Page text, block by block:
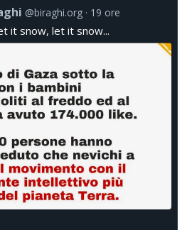
@biraghi.org 19 ore
it snow, let it snow...